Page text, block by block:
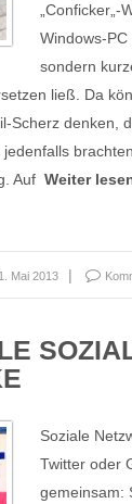
„Conficker„-
Windows-
sondern
ließ. Da
Scherz denken,
Auf Weiter
1. Mai 2013
Soziale
Twitter oder
gemeinsam: